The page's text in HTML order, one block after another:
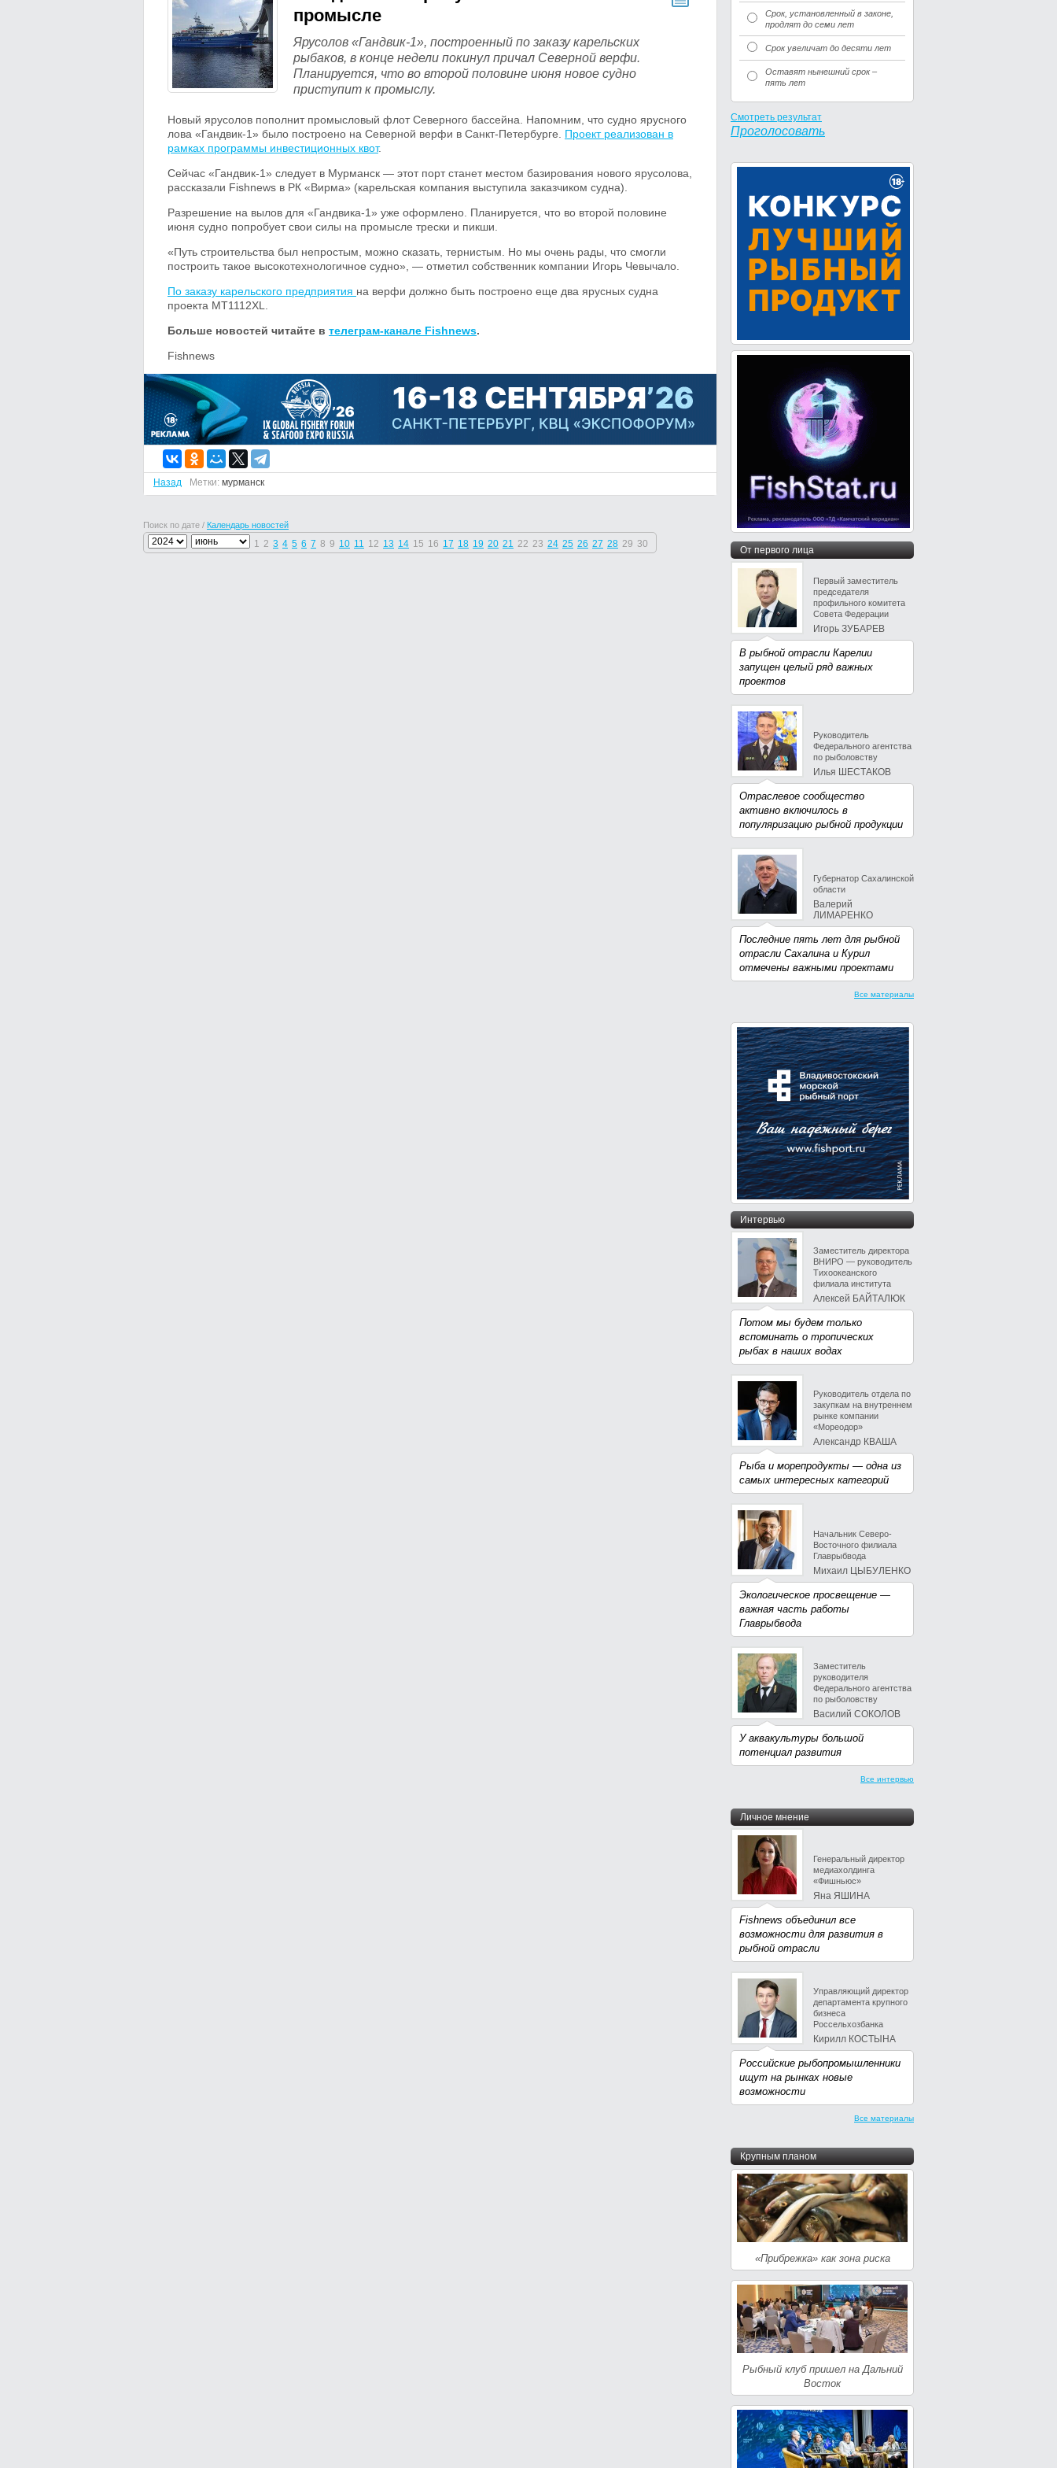
промысле
Ярусолов «Гандвик-1», построенный по заказу карельских
рыбаков, в конце недели покинул причал Северной верфи.
Планируется, что во второй половине июня новое судно
приступит к промыслу.
Новый ярусолов пополнит промысловый флот Северного бассейна. Напомним, что судно ярусного
лова «Гандвик-1» было построено на Северной верфи в Санкт-Петербурге. Проект реализован в
рамках программы инвестиционных квот.
Сейчас «Гандвик-1» следует в Мурманск — этот порт станет местом базирования нового ярусолова,
рассказали Fishnews в РК «Вирма» (карельская компания выступила заказчиком судна).
Разрешение на вылов для «Гандвика-1» уже оформлено. Планируется, что во второй половине
июня судно попробует свои силы на промысле трески и пикши.
«Путь строительства был непростым, можно сказать, тернистым. Но мы очень рады, что смогли
построить такое высокотехнологичное судно», — отметил собственник компании Игорь Чевычало.
По заказу карельского предприятия на верфи должно быть построено еще два ярусных судна
проекта MT1112XL.
Больше новостей читайте в телеграм-канале Fishnews.
Fishnews
Назад Метки: мурманск
Поиск по дате / Календарь новостей
1 2 3 4 5 6 7 8 9 10 11 12 13 14 15 16 17 18 19 20 21 22 23 24 25 26 27 28 29 30
Срок, установленный в законе,
продлят до семи лет
Срок увеличат до десяти лет
Оставят нынешний срок –
пять лет
Смотреть результат
Проголосовать
От первого лица
Первый заместитель
председателя
профильного комитета
Совета Федерации
Игорь ЗУБАРЕВ
В рыбной отрасли Карелии
запущен целый ряд важных
проектов
Руководитель
Федерального агентства
по рыболовству
Илья ШЕСТАКОВ
Отраслевое сообщество
активно включилось в
популяризацию рыбной продукции
Губернатор Сахалинской
области
Валерий
ЛИМАРЕНКО
Последние пять лет для рыбной
отрасли Сахалина и Курил
отмечены важными проектами
Все материалы
Интервью
Заместитель директора
ВНИРО — руководитель
Тихоокеанского
филиала института
Алексей БАЙТАЛЮК
Потом мы будем только
вспоминать о тропических
рыбах в наших водах
Руководитель отдела по
закупкам на внутреннем
рынке компании
«Мореодор»
Александр КВАША
Рыба и морепродукты — одна из
самых интересных категорий
Начальник Северо-
Восточного филиала
Главрыбвода
Михаил ЦЫБУЛЕНКО
Экологическое просвещение —
важная часть работы
Главрыбвода
Заместитель
руководителя
Федерального агентства
по рыболовству
Василий СОКОЛОВ
У аквакультуры большой
потенциал развития
Все интервью
Личное мнение
Генеральный директор
медиахолдинга
«Фишньюс»
Яна ЯШИНА
Fishnews объединил все
возможности для развития в
рыбной отрасли
Управляющий директор
департамента крупного
бизнеса
Россельхозбанка
Кирилл КОСТЫНА
Российские рыбопромышленники
ищут на рынках новые
возможности
Все материалы
Крупным планом
«Прибрежка» как зона риска
Рыбный клуб пришел на Дальний
Восток